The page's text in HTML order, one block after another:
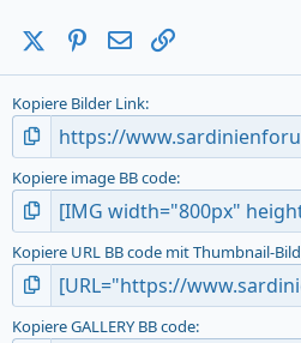
X (Twitter)Pinterest
E-Mail
Kopiere Bilder Link
Kopiere image BB code
Kopiere URL BB code mit Thumbnail-Bild
Kopiere GALLERY BB code